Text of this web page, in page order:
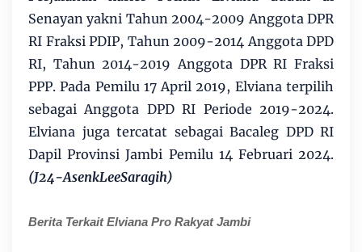
Senayan yakni Tahun 2004-2009 Anggota DPR
RI Fraksi PDIP, Tahun 2009-2014 Anggota DPD
RI, Tahun 2014-2019 Anggota DPR RI Fraksi
PPP. Pada Pemilu 17 April 2019, Elviana terpilih
sebagai Anggota DPD RI Periode 2019-2024.
Elviana juga tercatat sebagai Bacaleg DPD RI
Dapil Provinsi Jambi Pemilu 14 Februari 2024.
(J24-AsenkLeeSaragih)
Berita Terkait Elviana Pro Rakyat Jambi